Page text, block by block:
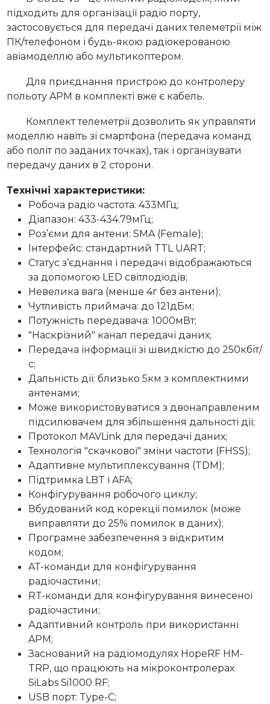
підходить для організації радіо порту,
застосовується для передачі даних телеметрії між
ПК/телефоном і будь-якою радіокерованою
авіамоделлю або мультикоптером.
Для приєднання пристрою до контролеру
польоту APM в комплекті вже є кабель.
Комплект телеметрії дозволить як управляти
моделлю навіть зі смартфона (передача команд
або політ по заданих точках), так і організувати
передачу даних в 2 сторони.
Технічні характеристики:
Робоча радіо частота: 433MГц;
Діапазон: 433-434.79мГц;
Роз’єми для антени: SMA (Female);
Інтерфейс: стандартний TTL UART;
Статус з’єднання і передачі відображаються
за допомогою LED світлодіодів;
Невелика вага (менше 4г без антени);
Чутливість приймача: до 121дБм;
Потужність передавача: 1000мВт;
"Наскрізний" канал передачі даних;
Передача інформації зі швидкістю до 250кбіт/
с;
Дальність дії: близько 5км з комплектними
антенами;
Може використовуватися з двонаправленим
підсилювачем для збільшення дальності дії;
Протокол MAVLink для передачі даних;
Технологія "скачкової" зміни частоти (FHSS);
Адаптивне мультиплексування (TDM);
Підтримка LBT і AFA;
Конфігурування робочого циклу;
Вбудований код корекції помилок (може
виправляти до 25% помилок в даних);
Програмне забезпечення з відкритим
кодом;
AT-команди для конфігурування
радіочастини;
RT-команди для конфігурування винесеної
радіочастини;
Адаптивний контроль при використанні
APM;
Заснований на радіомодулях HopeRF HM-
TRP, що працюють на мікроконтролерах
SiLabs Si1000 RF;
USB порт: Type-C;